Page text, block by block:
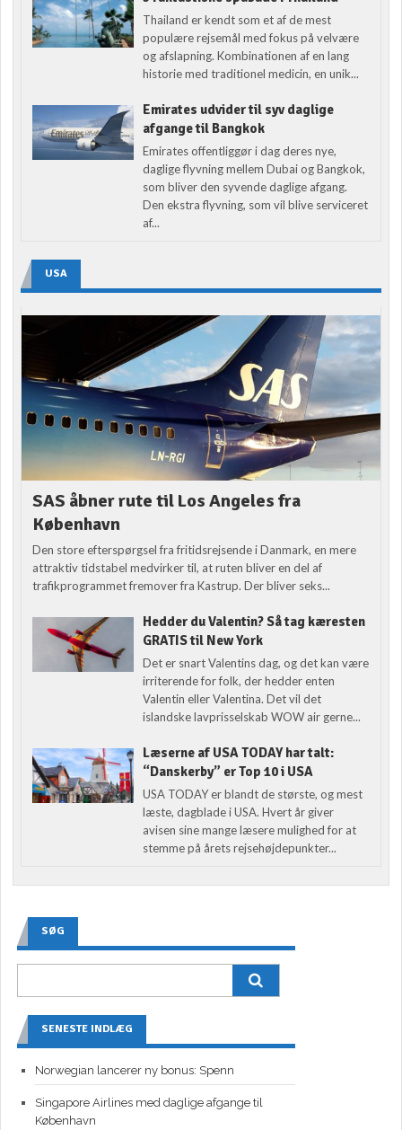
Thailand er kendt som et af de mest
populære rejsemål med fokus på velvære
og afslapning. Kombinationen af en lang
historie med traditionel medicin, en unik...
Emirates udvider til syv daglige
afgange til Bangkok
Emirates offentliggør i dag deres nye,
daglige flyvning mellem Dubai og Bangkok,
som bliver den syvende daglige afgang.
Den ekstra flyvning, som vil blive serviceret
af...
USA
SAS åbner rute til Los Angeles fra
København
Den store efterspørgsel fra fritidsrejsende i Danmark, en mere
attraktiv tidstabel medvirker til, at ruten bliver en del af
trafikprogrammet fremover fra Kastrup. Der bliver seks...
Hedder du Valentin? Så tag kæresten
GRATIS til New York
Det er snart Valentins dag, og det kan være
irriterende for folk, der hedder enten
Valentin eller Valentina. Det vil det
islandske lavprisselskab WOW air gerne...
Læserne af USA TODAY har talt:
“Danskerby” er Top 10 i USA
USA TODAY er blandt de største, og mest
læste, dagblade i USA. Hvert år giver
avisen sine mange læsere mulighed for at
stemme på årets rejsehøjdepunkter...
SØG
SENESTE INDLÆG
Norwegian lancerer ny bonus: Spenn
Singapore Airlines med daglige afgange til
København